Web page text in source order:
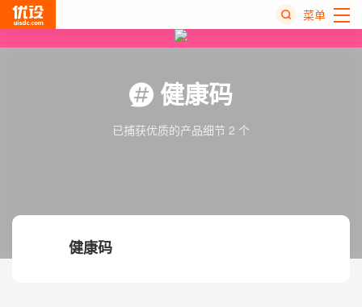
菜单
健康码
已捕获优质的产品细节 2 个
健康码